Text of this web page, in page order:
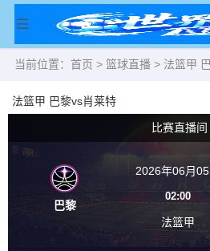
当前位置： 首页 > 篮球直播 > 法篮甲
法篮甲 巴黎vs肖莱特
比赛直播间
巴黎
2026年06月05
02:00
法篮甲